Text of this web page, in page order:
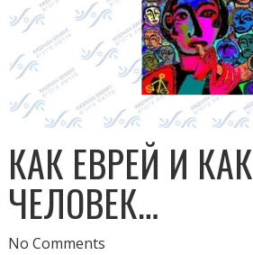
КАК ЕВРЕЙ И КАК
ЧЕЛОВЕК…
No Comments